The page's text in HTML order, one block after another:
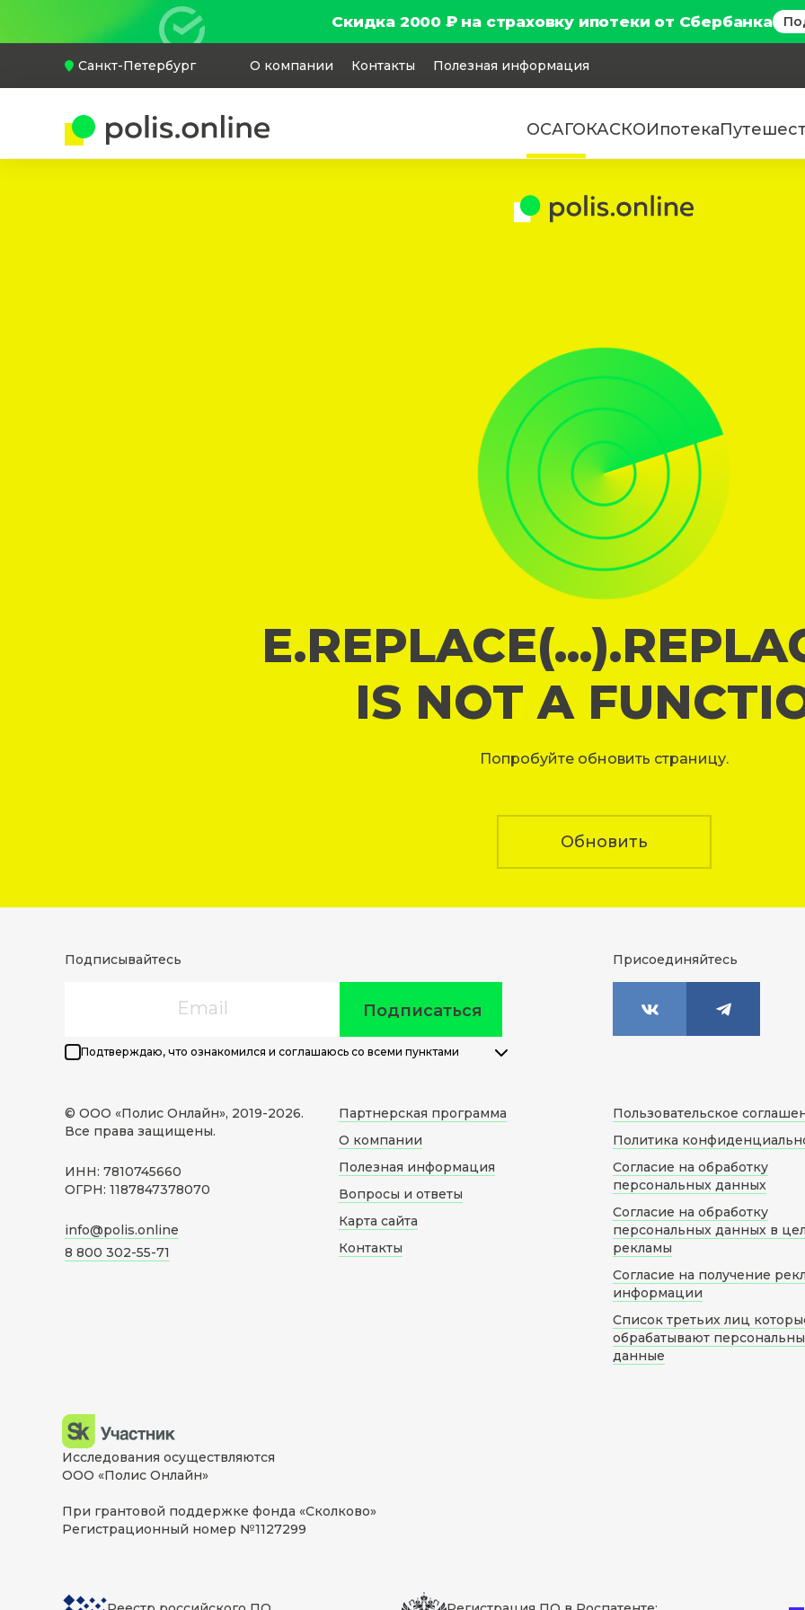
Скидка 2000 ₽ на страховку ипотеки от Сбербанка
Санкт-Петербург О компании Контакты Полезная информация
ОСАГОКАСКОИпотека
IS NOT A
Попробуйте обновить страницу.
Обновить
Подписывайтесь
Подписаться
Подтверждаю, что ознакомился и соглашаюсь со всеми пунктами
Присоединяйтесь
© ООО «Полис Онлайн», 2019-2026.
Все права защищены.
ИНН: 7810745660
ОГРН: 1187847378070
info@polis.online
8 800 302-55-71
Партнерская программа
О компании
Полезная информация
Вопросы и ответы
Карта сайта
Контакты
Пользовательское
Политика
Согласие на обработку
персональных данных
Согласие на обработку
персональных данных в
рекламы
Согласие на получение
информации
Список третьих лиц
обрабатывают
данные
Исследования осуществляются
ООО «Полис Онлайн»
При грантовой поддержке фонда «Сколково»
Регистрационный номер №1127299